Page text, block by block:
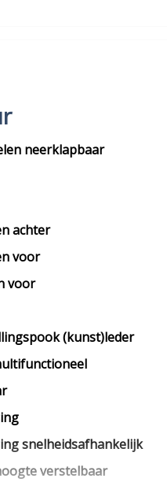
neerklapbaar
achter
voor
voor
(kunst)leder
snelheidsafhankelijk
verstelbaar